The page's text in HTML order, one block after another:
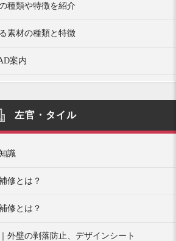
種類や特徴を紹介
素材の種類と特徴
案内
左官・タイル
識
修とは？
修とは？
外壁の剥落防止、デザインシート